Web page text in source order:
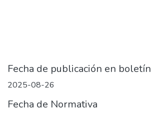
Fecha de publicación en boletín
2025-08-26
Fecha de Normativa